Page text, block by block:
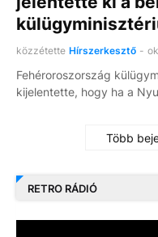
közzétette Hírszerkesztő -
Fehéroroszország
kijelentette, hogy ha a
Több
RETRO RÁDIÓ